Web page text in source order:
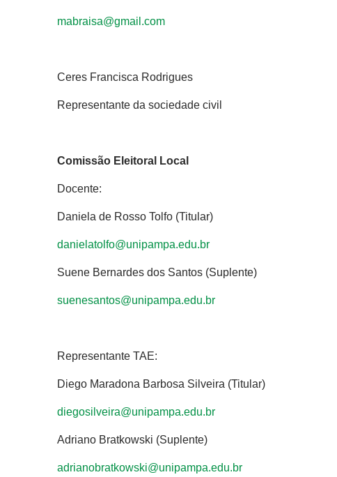
mabraisa@gmail.com
Ceres Francisca Rodrigues
Representante da sociedade civil
Comissão Eleitoral Local
Docente:
Daniela de Rosso Tolfo (Titular)
danielatolfo@unipampa.edu.br
Suene Bernardes dos Santos (Suplente)
suenesantos@unipampa.edu.br
Representante TAE:
Diego Maradona Barbosa Silveira (Titular)
diegosilveira@unipampa.edu.br
Adriano Bratkowski (Suplente)
adrianobratkowski@unipampa.edu.br